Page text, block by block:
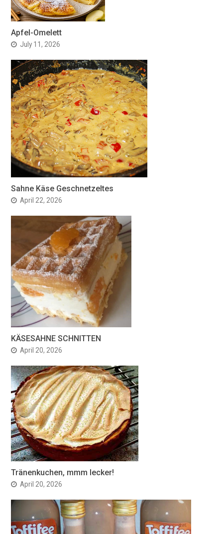
Apfel-Omelett
July 11, 2026
Sahne Käse Geschnetzeltes
April 22, 2026
KÄSESAHNE SCHNITTEN
April 20, 2026
Tränenkuchen, mmm lecker!
April 20, 2026